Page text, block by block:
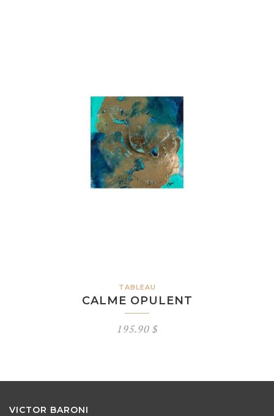
TABLEAU
CALME OPULENT
195.90 $
VICTOR BARONI